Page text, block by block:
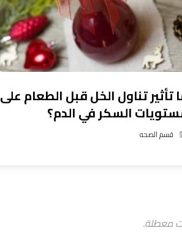
تأثير تناول الخل قبل الطعام على
السكر في الدم؟
قسم الصحه
معطلة.